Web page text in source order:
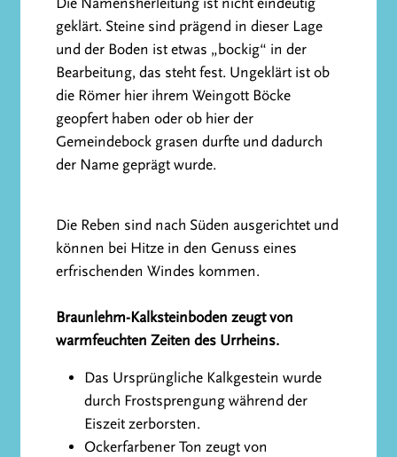
geklärt. Steine sind prägend in dieser Lage
und der Boden ist etwas „bockig“ in der
Bearbeitung, das steht fest. Ungeklärt ist ob
die Römer hier ihrem Weingott Böcke
geopfert haben oder ob hier der
Gemeindebock grasen durfte und dadurch
der Name geprägt wurde.
Die Reben sind nach Süden ausgerichtet und
können bei Hitze in den Genuss eines
erfrischenden Windes kommen.
Braunlehm-Kalksteinboden zeugt von
warmfeuchten Zeiten des Urrheins.
Das Ursprüngliche Kalkgestein wurde
durch Frostsprengung während der
Eiszeit zerborsten.
Ockerfarbener Ton zeugt von